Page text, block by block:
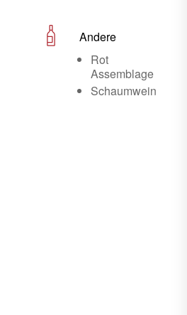
Andere
Rot
Assemblage
Schaumwein